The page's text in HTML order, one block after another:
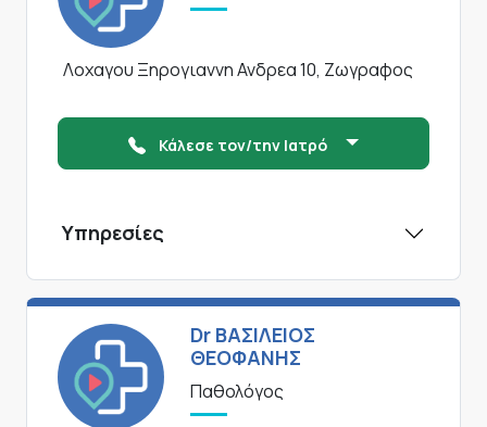
Λοχαγου Ξηρογιαννη Ανδρεα 10, Ζωγραφος
Κάλεσε τον/την Ιατρό
Υπηρεσίες
Dr ΒΑΣΙΛΕΙΟΣ
ΘΕΟΦΑΝΗΣ
Παθολόγος